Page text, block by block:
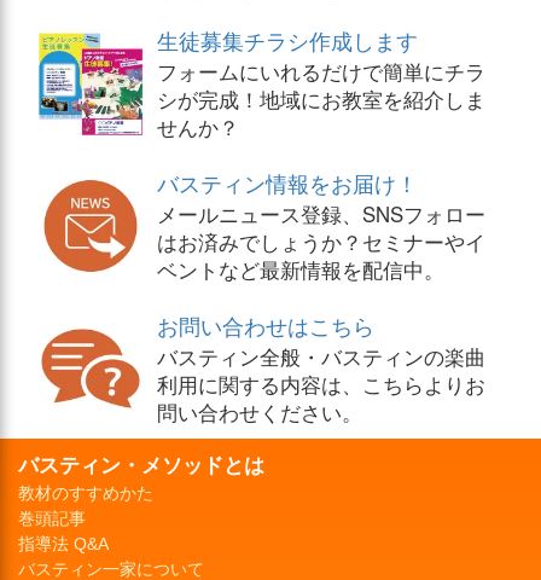
生徒募集チラシ作成します
フォームにいれるだけで簡単にチラ
シが完成！地域にお教室を紹介しま
せんか？
バスティン情報をお届け！
メールニュース登録、SNSフォロー
はお済みでしょうか？セミナーやイ
ベントなど最新情報を配信中。
お問い合わせはこちら
バスティン全般・バスティンの楽曲
利用に関する内容は、こちらよりお
問い合わせください。
バスティン・メソッドとは
教材のすすめかた
巻頭記事
指導法 Q&A
バスティン一家について